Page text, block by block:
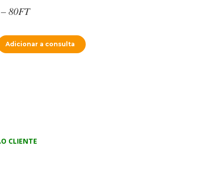
80FT
Adicionar a consulta
CLIENTE